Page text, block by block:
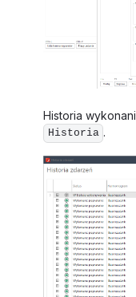
Historia
Historia .